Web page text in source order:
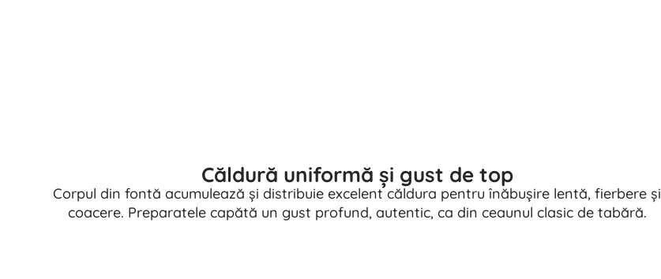
Căldură uniformă și gust de top
Corpul din fontă acumulează și distribuie excelent căldura pentru înăbușire lentă, fierbere și
coacere. Preparatele capătă un gust profund, autentic, ca din ceaunul clasic de tabără.